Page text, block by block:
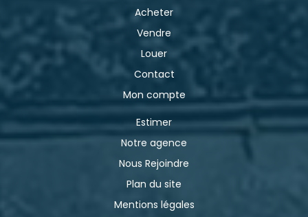
Acheter
Vendre
Louer
Contact
Mon compte
Estimer
Notre agence
Nous Rejoindre
Plan du site
Mentions légales